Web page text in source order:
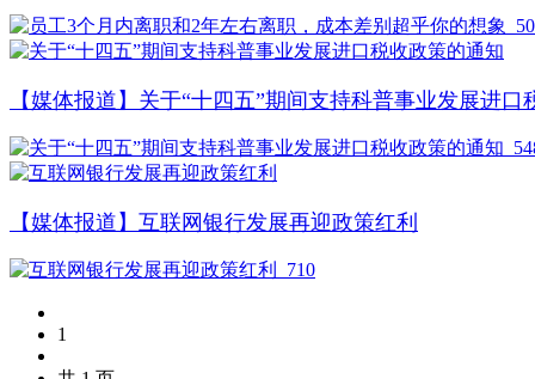
【媒体报道】关于“十四五”期间支持科普事业发展进口
【媒体报道】互联网银行发展再迎政策红利
710
1